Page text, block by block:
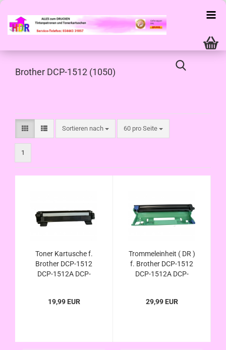
Brother DCP-1512 (1050)
Sortieren nach
Sortieren nach 60 pro Seite
pro Seite
1
Toner Kartusche f.
Brother DCP-1512
DCP-1512A DCP-
zu TN-1050 /
19,99 EUR
Trommeleinheit ( DR )
f. Brother DCP-1512
DCP-1512A DCP-
zu DR-1050 /
29,99 EUR